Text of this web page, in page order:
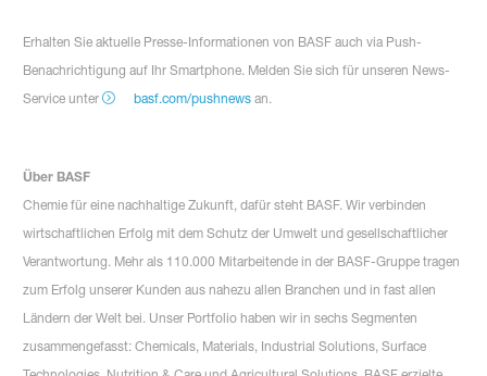
Erhalten Sie aktuelle Presse-Informationen von BASF auch via Push-
Benachrichtigung auf Ihr Smartphone. Melden Sie sich für unseren News-
Service unter
basf.com/pushnewsan.
Über BASF
Chemie für eine nachhaltige Zukunft, dafür steht BASF. Wir verbinden
wirtschaftlichen Erfolg mit dem Schutz der Umwelt und gesellschaftlicher
Verantwortung. Mehr als 110.000 Mitarbeitende in der BASF-Gruppe tragen
zum Erfolg unserer Kunden aus nahezu allen Branchen und in fast allen
Ländern der Welt bei. Unser Portfolio haben wir in sechs Segmenten
zusammengefasst: Chemicals, Materials, Industrial Solutions, Surface